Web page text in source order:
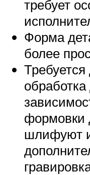
требует
Форма
более
формовки
шлифуют